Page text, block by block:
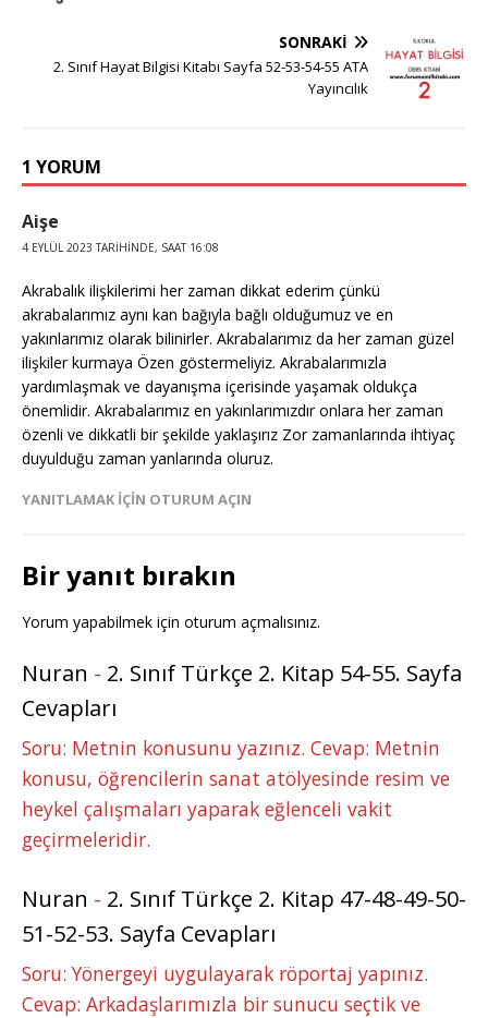
SONRAKI
2. Sınıf Hayat Bilgisi Kitabı Sayfa 52-53-54-55 ATA
Yayıncılık
1 YORUM
Aişe
4 EYLÜL 2023 TARIHINDE, SAAT 16:08
Akrabalık ilişkilerimi her zaman dikkat ederim çünkü
akrabalarımız aynı kan bağıyla bağlı olduğumuz ve en
yakınlarımız olarak bilinirler. Akrabalarımız da her zaman güzel
ilişkiler kurmaya Özen göstermeliyiz. Akrabalarımızla
yardımlaşmak ve dayanışma içerisinde yaşamak oldukça
önemlidir. Akrabalarımız en yakınlarımızdır onlara her zaman
özenli ve dikkatli bir şekilde yaklaşırız Zor zamanlarında ihtiyaç
duyulduğu zaman yanlarında oluruz.
YANITLAMAK IÇIN OTURUM AÇIN
Bir yanıt bırakın
Yorum yapabilmek için oturum açmalısınız.
Nuran - 2. Sınıf Türkçe 2. Kitap 54-55. Sayfa
Cevapları
Soru: Metnin konusunu yazınız. Cevap: Metnin
konusu, öğrencilerin sanat atölyesinde resim ve
heykel çalışmaları yaparak eğlenceli vakit
geçirmeleridir.
Nuran - 2. Sınıf Türkçe 2. Kitap 47-48-49-50-
51-52-53. Sayfa Cevapları
Soru: Yönergeyi uygulayarak röportaj yapınız.
Cevap: Arkadaşlarımızla bir sunucu seçtik ve